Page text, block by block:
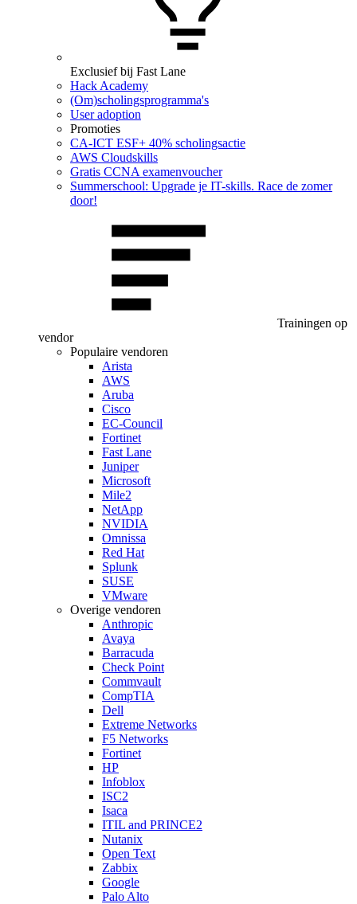
Exclusief bij Fast Lane
Hack Academy
(Om)scholingsprogramma's
User adoption
Promoties
CA‑ICT ESF+ 40% scholingsactie
AWS Cloudskills
Gratis CCNA examenvoucher
Summerschool: Upgrade je IT-skills. Race de zomer
door!
Trainingen op
vendor
Populaire vendoren
Arista
AWS
Aruba
Cisco
EC-Council
Fortinet
Fast Lane
Juniper
Microsoft
Mile2
NetApp
NVIDIA
Omnissa
Red Hat
Splunk
SUSE
VMware
Overige vendoren
Anthropic
Avaya
Barracuda
Check Point
Commvault
CompTIA
Dell
Extreme Networks
F5 Networks
Fortinet
HP
Infoblox
ISC2
Isaca
ITIL and PRINCE2
Nutanix
Open Text
Zabbix
Google
Palo Alto